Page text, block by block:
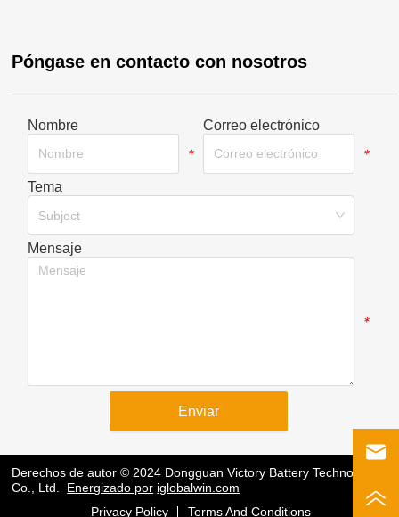
Póngase en contacto con nosotros
Nombre
*
Correo electrónico
*
Tema
Subject
Mensaje
*
Enviar
Derechos de autor © 2024 Dongguan Victory Battery Technology
Co., Ltd.
Energizado por iglobalwin.com
Privacy Policy
Terms And Conditions